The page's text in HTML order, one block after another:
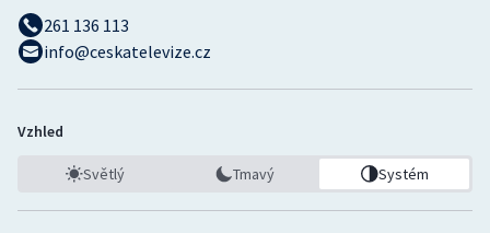
261 136 113
info@ceskatelevize.cz
Vzhled
Světlý Tmavý Systém